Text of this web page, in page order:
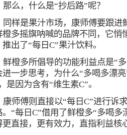
那么，什么是“抄后路”呢？
同样是果汁市场，康师傅要跟进
橙多摇旗呐喊的品牌不同，它悄
出了“每日 C”果汁饮料。
鲜橙多所倡导的功能利益点是“
进一步思考，为什么“多喝多漂
是因为含有“维生素C”。
康师傅则直接以“每日 C”进行诉
“每日 C”借用了鲜橙多“多喝多
更直接，更有效力，直指利益核